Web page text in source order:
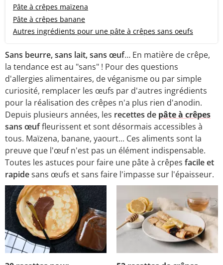
Pâte à crêpes maïzena
Pâte à crêpes banane
Autres ingrédients pour une pâte à crêpes sans oeufs
Sans beurre, sans lait, sans œuf… En matière de crêpe,
la tendance est au "sans" ! Pour des questions
d'allergies alimentaires, de véganisme ou par simple
curiosité, remplacer les œufs par d'autres ingrédients
pour la réalisation des crêpes n'a plus rien d'anodin.
Depuis plusieurs années, les recettes de pâte à crêpes
sans œuffleurissent et sont désormais accessibles à
tous. Maïzena, banane, yaourt... Ces aliments sont la
preuve que l'œuf n'est pas un élément indispensable.
Toutes les astuces pour faire une pâte à crêpes facile et
rapidesans œufs et sans faire l'impasse sur l'épaisseur.